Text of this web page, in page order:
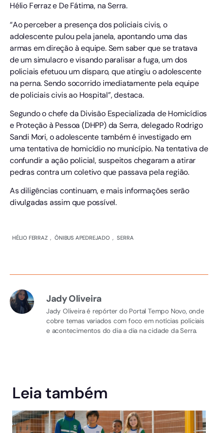
Hélio Ferraz e De Fátima, na Serra.
“Ao perceber a presença dos policiais civis, o
adolescente pulou pela janela, apontando uma das
armas em direção à equipe. Sem saber que se tratava
de um simulacro e visando paralisar a fuga, um dos
policiais efetuou um disparo, que atingiu o adolescente
na perna. Sendo socorrido imediatamente pela equipe
de policiais civis ao Hospital”, destaca.
Segundo o chefe da Divisão Especializada de Homicídios
e Proteção à Pessoa (DHPP) da Serra, delegado Rodrigo
Sandi Mori, o adolescente também é investigado em
uma tentativa de homicídio no município. Na tentativa de
confundir a ação policial, suspeitos chegaram a atirar
pedras contra um coletivo que passava pela região.
As diligências continuam, e mais informações serão
divulgadas assim que possível.
HÉLIO FERRAZ , ÔNIBUS APEDREJADO , SERRA
Jady Oliveira
Jady Oliveira é repórter do Portal Tempo Novo, onde
cobre temas variados com foco em notícias policiais
e acontecimentos do dia a dia na cidade da Serra.
Leia também